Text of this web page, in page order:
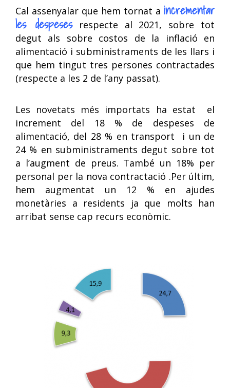
Cal assenyalar que hem tornat a incrementar
les despesesrespecte al 2021, sobre tot
degut als sobre costos de la inflació en
alimentació i subministraments de les llars i
que hem tingut tres persones contractades
(respecte a les 2 de l’any passat).
Les novetats més importats ha estat el
increment del 18 % de despeses de
alimentació, del 28 % en transport i un de
24 % en subministraments degut sobre tot
a l’augment de preus. També un 18% per
personal per la nova contractació .Per últim,
hem augmentat un 12 % en ajudes
monetàries a residents ja que molts han
arribat sense cap recurs econòmic.